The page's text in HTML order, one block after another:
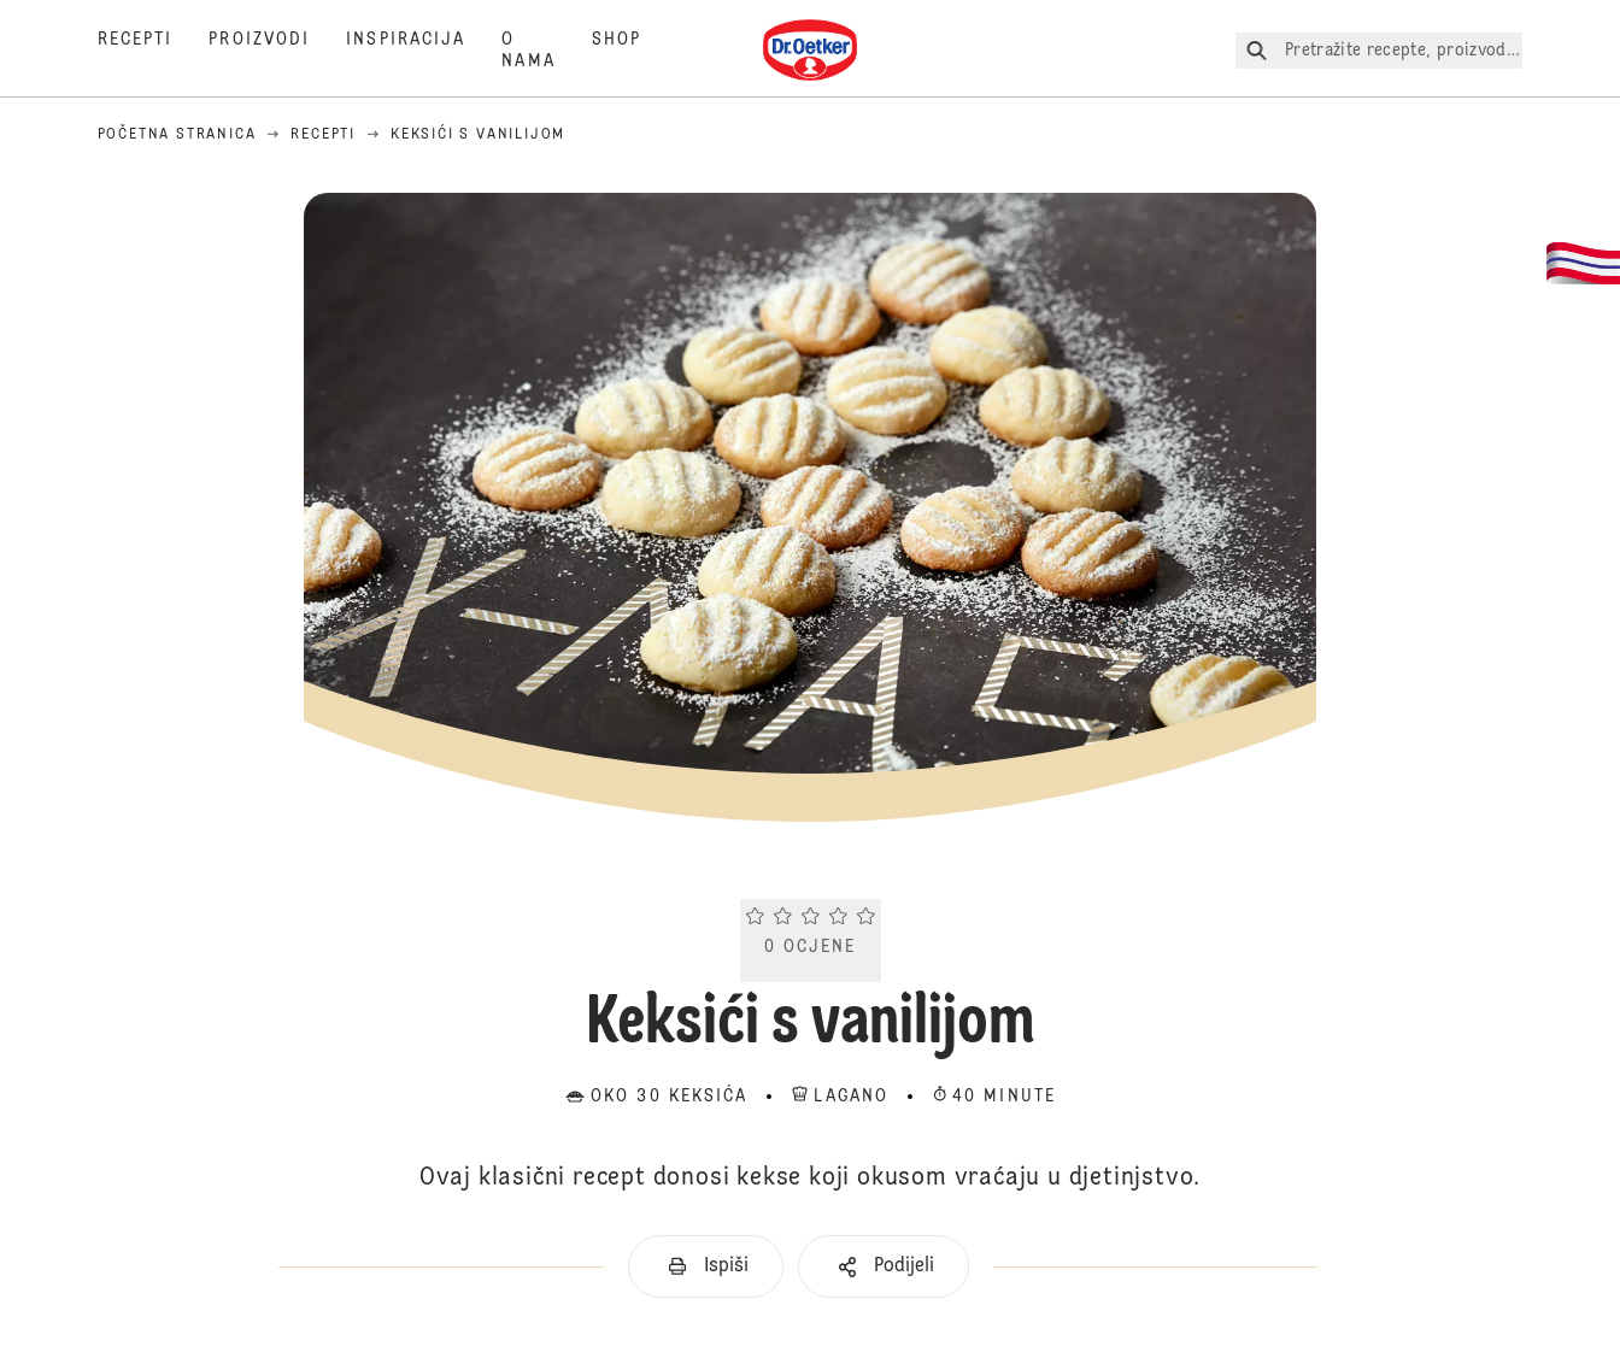
RECEPTI PROIZVODI INSPIRACIJA
O
NAMA
SHOP Dr. Oetker
Pretražite recepte, proizvode itd.
POČETNA STRANICA RECEPTI KEKSIĆI S VANILIJOM
Current rating 0.0. Click to rate.
0 OCJENE
Keksići s vanilijom
OKO 30 KEKSIĆA LAGANO 40 MINUTE
Ovaj klasični recept donosi kekse koji okusom vraćaju u djetinjstvo.
Ispiši Podijeli